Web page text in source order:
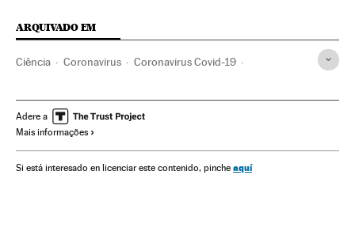
ARQUIVADO EM
Ciência Coronavirus Coronavirus Covid-19
Hospital Clínico Barcelona
Síndrome Guillain-Barré Doenças neurológicas
Adere a
Mais informações
Si está interesado en licenciar este contenido, pinche aquí